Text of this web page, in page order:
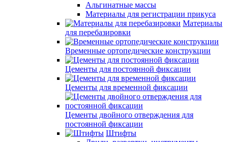
Альгинатные массы
Материалы для регистрации прикуса
Материалы
для перебазировки
Временные ортопедические конструкции
Цементы для постоянной фиксации
Цементы для временной фиксации
Цементы двойного отверждения для
постоянной фиксации
Штифты